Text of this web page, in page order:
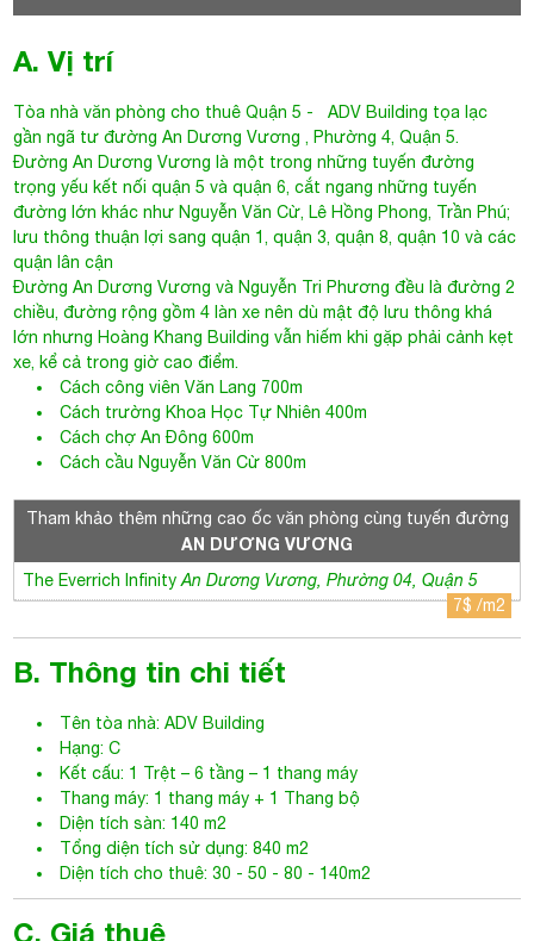
gần ngã tư đường An Dương Vương , Phường 4, Quận 5.
Đường An Dương Vương là một trong những tuyến đường
trọng yếu kết nối quận 5 và quận 6, cắt ngang những tuyến
đường lớn khác như Nguyễn Văn Cừ, Lê Hồng Phong, Trần Phú;
lưu thông thuận lợi sang quận 1, quận 3, quận 8, quận 10 và các
quận lân cận
Đường An Dương Vương và Nguyễn Tri Phương đều là đường 2
chiều, đường rộng gồm 4 làn xe nên dù mật độ lưu thông khá
lớn nhưng Hoàng Khang Building vẫn hiếm khi gặp phải cảnh kẹt
xe, kể cả trong giờ cao điểm.
Cách công viên Văn Lang 700m
Cách trường Khoa Học Tự Nhiên 400m
Cách chợ An Đông 600m
Cách cầu Nguyễn Văn Cừ 800m
Tham khảo thêm những cao ốc văn phòng cùng tuyến đường
AN DƯƠNG VƯƠNG
The Everrich InfinityAn Dương Vương, Phường 04, Quận 5
7$ /m2
B. Thông tin chi tiết
Tên tòa nhà: ADV Building
Hạng: C
Kết cấu: 1 Trệt – 6 tầng – 1 thang máy
Thang máy: 1 thang máy + 1 Thang bộ
Diện tích sàn: 140 m2
Tổng diện tích sử dụng: 840 m2
Diện tích cho thuê: 30 - 50 - 80 - 140m2
C. Giá thuê
Giá: 10$/m2
Phí xe máy: 8$/chiếc